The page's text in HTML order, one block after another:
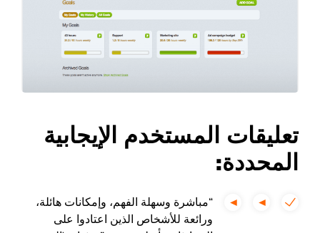
تعليقات المستخدم الإيجابية
المحددة:
“مباشرة وسهلة الفهم، وإمكانات هائلة،
ورائعة للأشخاص الذين اعتادوا على